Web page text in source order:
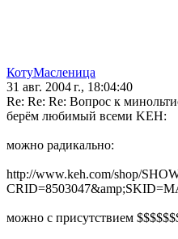
КотуМасленица
31 авг. 2004 г., 18:04:40
Re: Re: Re: Вопрос к
берём любимый всеми KEH:
можно радикально:
http://www.keh.com/shop/
можно с присутствием